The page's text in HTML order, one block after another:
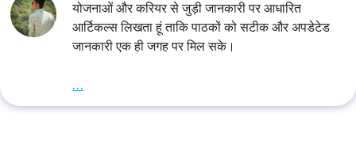
योजनाओं और करियर से जुड़ी जानकारी पर आधारित
आर्टिकल्स लिखता हूं ताकि पाठकों को सटीक और अपडेटेड
जानकारी एक ही जगह पर मिल सके।
...